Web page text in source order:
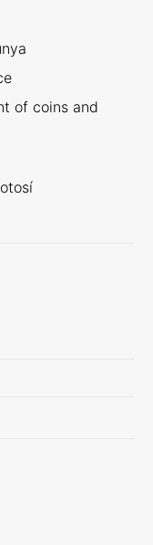
of coins and